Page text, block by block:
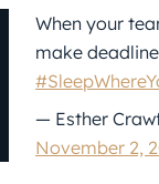
When your
make
— Esther
November 2,